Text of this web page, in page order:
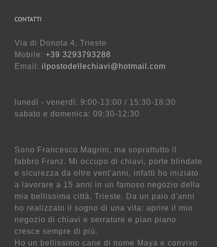
CONTATTI
Via di Donota 4, Trieste
Mobile: +39 3293793288
Email: ilpostodellechiavi@hotmail.com
lunedì - venerdì: 9:00-13:00 / 15:30-18:30
sabato e domenica: 09:30-12:30
Sono Francesco Magrini, ma soprattutto il
fabbro Franz. Mi occupo di chiavi, porte blindate
e sicurezza da oltre vent'anni, infatti ho iniziato
a lavorare a 15 anni in un famoso negozio della
mia bellissima città, Trieste. Da un paio d'anni
ho realizzato il sogno di una vita: aprire il mio
negozio di chiavi e serrature e pian piano
cresce sempre di più.
Ho un bellissimo cane di nome Maya e convivo